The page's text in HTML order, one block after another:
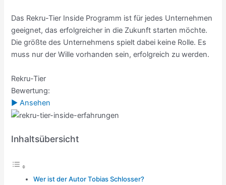
Das Rekru-Tier Inside Programm ist für jedes Unternehmen
geeignet, das erfolgreicher in die Zukunft starten möchte.
Die größte des Unternehmens spielt dabei keine Rolle. Es
muss nur der Wille vorhanden sein, erfolgreich zu werden.
Rekru-Tier
Bewertung:
► Ansehen
Inhaltsübersicht
Wer ist der Autor Tobias Schlosser?